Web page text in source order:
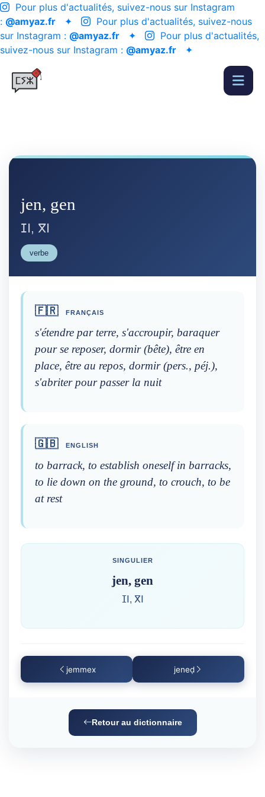
Pour plus d'actualités, suivez-nous sur Instagram
: @amyaz.fr ✦
Pour plus d'actualités, suivez-nous
sur Instagram : @amyaz.fr ✦
Pour plus d'actualités,
suivez-nous sur Instagram : @amyaz.fr ✦
jen, gen
ⵊⵏ, ⴳⵏ
verbe
🇫🇷 FRANÇAIS
s'étendre par terre, s'accroupir, baraquer
pour se reposer, dormir (bête), être en
place, être au repos, dormir (pers., péj.),
s'abriter pour passer la nuit
🇬🇧 ENGLISH
to barrack, to establish oneself in barracks,
to lie down on the ground, to crouch, to be
at rest
SINGULIER
jen, gen
ⵊⵏ, ⴳⵏ
jemmex jeneḍ
Retour au dictionnaire